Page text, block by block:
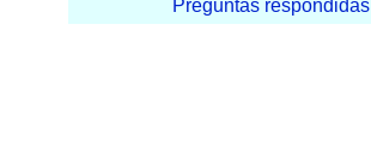
Preguntas respondidas